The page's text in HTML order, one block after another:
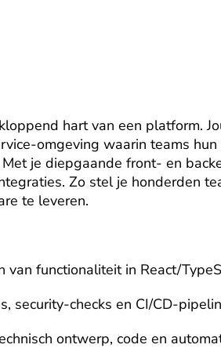
hart van een platform.
omgeving waarin teams hun
je diepgaande front- en
Zo stel je honderden
te leveren.
functionaliteit in React/
security-checks en CI/CD-
ontwerp, code en